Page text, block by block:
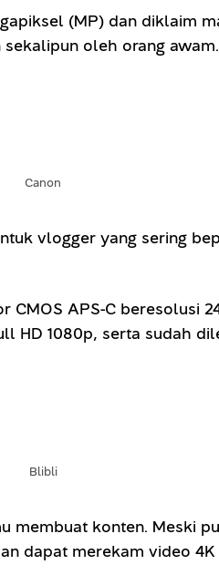
(MP) dan diklaim
oleh orang awam.
Canon
vlogger yang sering
APS-C beresolusi
HD 1080p, serta sudah
Blibli
konten. Meski
dapat merekam video 4K